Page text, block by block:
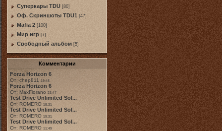
Суперкары TDU [80]
Оф. Скриншоты TDU1 [47]
Mafia 2 [100]
Мир игр [7]
Свободный альбом [5]
Комментарии
Forza Horizon 6
От: chep811 19:48
Forza Horizon 6
От: MaxFiorano 23:47
Test Drive Unlimited Sol...
От: ROMERO 18:31
Test Drive Unlimited Sol...
От: ROMERO 19:31
Test Drive Unlimited Sol...
От: ROMERO 11:49